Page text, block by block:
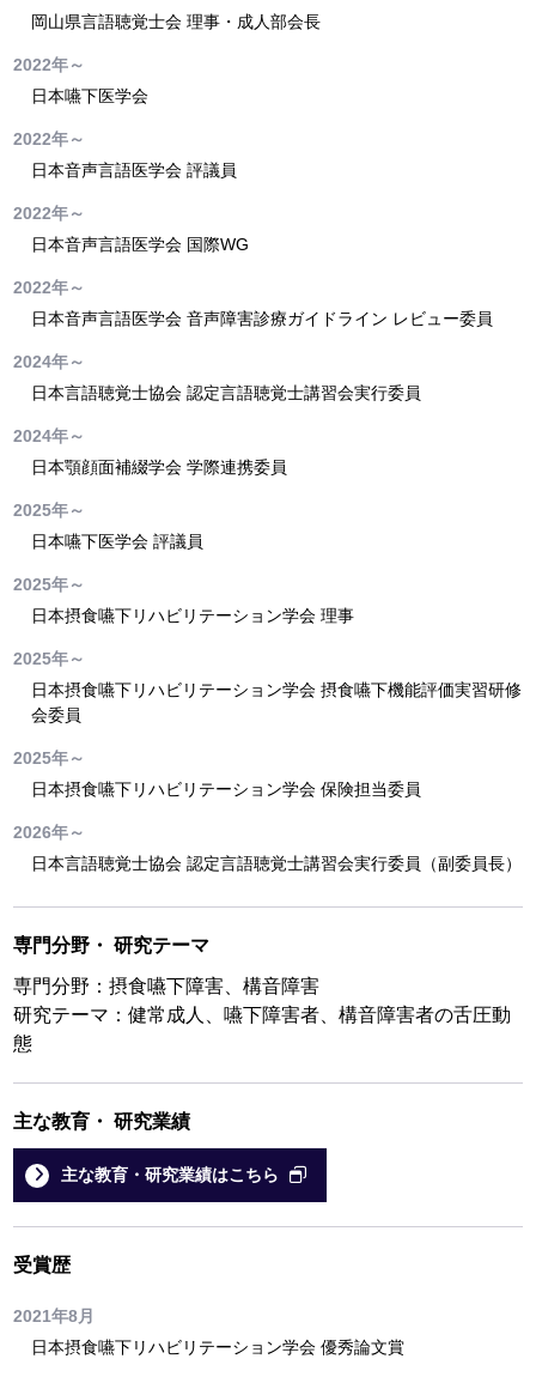
岡山県言語聴覚士会 理事・成人部会長
2022年～
日本嚥下医学会
2022年～
日本音声言語医学会 評議員
2022年～
日本音声言語医学会 国際WG
2022年～
日本音声言語医学会 音声障害診療ガイドライン レビュー委員
2024年～
日本言語聴覚士協会 認定言語聴覚士講習会実行委員
2024年～
日本顎顔面補綴学会 学際連携委員
2025年～
日本嚥下医学会 評議員
2025年～
日本摂食嚥下リハビリテーション学会 理事
2025年～
日本摂食嚥下リハビリテーション学会 摂食嚥下機能評価実習研修
会委員
2025年～
日本摂食嚥下リハビリテーション学会 保険担当委員
2026年～
日本言語聴覚士協会 認定言語聴覚士講習会実行委員（副委員長）
専門分野 ・ 研究テーマ
専門分野：摂食嚥下障害、構音障害
研究テーマ：健常成人、嚥下障害者、構音障害者の舌圧動
態
主な教育 ・ 研究業績
主な教育・研究業績はこちら
受賞歴
2021年8月
日本摂食嚥下リハビリテーション学会 優秀論文賞